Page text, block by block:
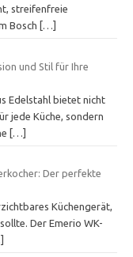
streifenfreie
Bosch
[…]
und Stil für Ihre
Edelstahl bietet nicht
jede Küche, sondern
[…]
Der perfekte
Küchengerät,
Der Emerio WK-